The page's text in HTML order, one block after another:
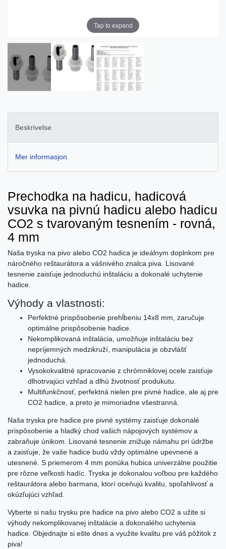
Tap to expand
Beskrivelse
Mer informasjon
Prechodka na hadicu, hadicová
vsuvka na pivnú hadicu alebo hadicu
CO2 s tvarovaným tesnením - rovná,
4 mm
Naša tryska na pivo alebo CO2 hadica je ideálnym doplnkom pre
náročného reštaurátora a vášnivého znalca piva. Lisované
tesnenie zaisťuje jednoduchú inštaláciu a dokonalé uchytenie
hadice.
Výhody a vlastnosti:
Perfektné prispôsobenie prehĺbeniu 14x8 mm, zaručuje
optimálne prispôsobenie hadice.
Nekomplikovaná inštalácia, umožňuje inštaláciu bez
nepríjemných medzikruží, manipulácia je obzvlášť
jednoduchá.
Vysokokvalitné spracovanie z chrómniklovej ocele zaisťuje
dlhotrvajúci vzhľad a dlhú životnosť produkutu.
Multifunkčnosť, perfektná nielen pre pivné hadice, ale aj pre
CO2 hadice, a preto je mimoriadne všestranná.
Naša tryska pre hadice pre pivné systémy zaisťuje dokonalé
prispôsobenie a hladký chod vašich nápojových systémov a
zabraňuje únikom. Lisované tesnenie znižuje námahu pri údržbe
a zaisťuje, že vaše hadice budú vždy optimálne upevnené a
utesnené. S priemerom 4 mm ponúka hubica univerzálne použitie
pre rôzne veľkosti hadíc. Tryska je dokonalou voľbou pre každého
reštaurátora alebo barmana, ktorí oceňujú kvalitu, spoľahlivosť a
okúzľujúci vzhľad.
Vyberte si našu trysku pre hadice na pivo alebo CO2 a užite si
výhody nekomplikovanej inštalácie a dokonalého uchytenia
hadice. Objednajte si ešte dnes a využite kvalitu pre váš pôžitok z
piva!